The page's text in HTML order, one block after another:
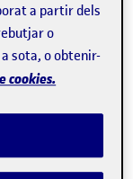
laboral. Amb
i d'oferir
lastart-up
pateixin algun
possible
a partir dels
o
sota, o obtenir-
cookies.